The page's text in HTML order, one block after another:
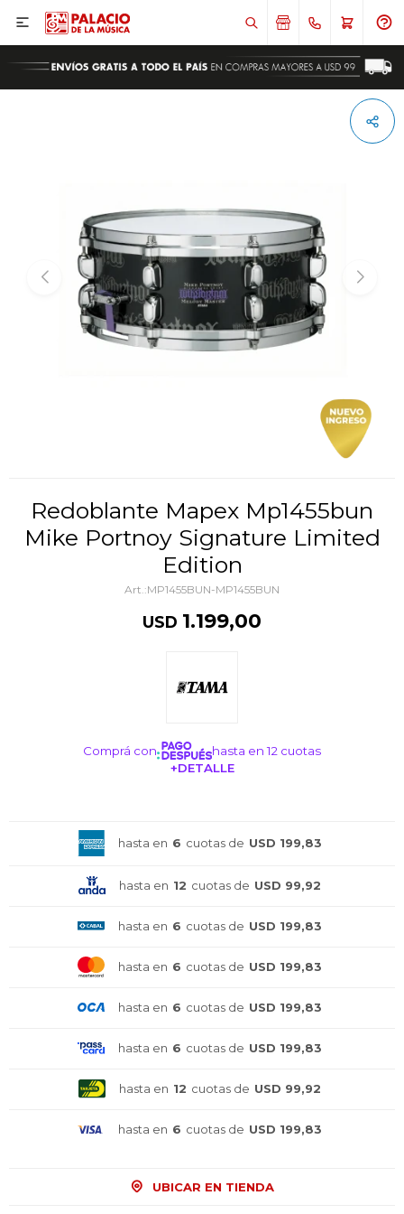

Redoblante Mapex Mp1455bun
Mike Portnoy Signature Limited
Edition
MP1455BUN-MP1455BUN
USD 1.199,00
Comprá con
hasta en 12 cuotas
+DETALLE
hasta en 6 cuotas de USD 199,83
hasta en 12 cuotas de USD 99,92
hasta en 6 cuotas de USD 199,83
hasta en 6 cuotas de USD 199,83
hasta en 6 cuotas de USD 199,83
hasta en 6 cuotas de USD 199,83
hasta en 12 cuotas de USD 99,92
hasta en 6 cuotas de USD 199,83
UBICAR EN TIENDA
Comprá en 3 cuotas sin recargo o hasta en
Comprá en 3 cuotas sin recargo o hasta en
Comprá en 3 cuotas sin recargo o hasta en